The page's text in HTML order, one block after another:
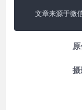
文章来源于微